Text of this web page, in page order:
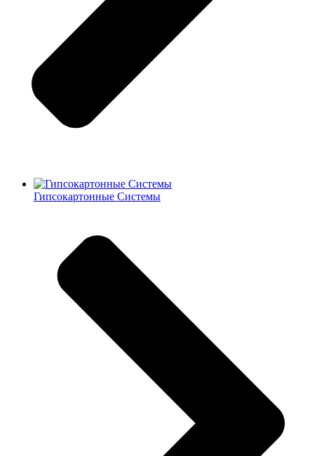
Гипсокартонные Системы